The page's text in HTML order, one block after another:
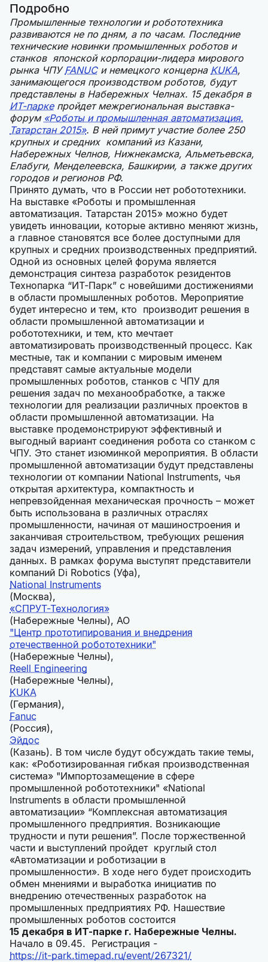
Подробно
Промышленные технологии и робототехника
развиваются не по дням, а по часам. Последние
технические новинки промышленных роботов и
станков японской корпорации-лидера мирового
рынка ЧПУFANUCи немецкого концерна KUKA,
занимающегося производством роботов, будут
представлены в Набережных Челнах. 15 декабря в
ИТ-паркепройдет межрегиональная выставка-
форум «Роботы и промышленная автоматизация.
Татарстан 2015». В ней примут участие более 250
крупных и средних компаний из Казани,
Набережных Челнов, Нижнекамска, Альметьевска,
Елабуги, Менделеевска, Башкирии, а также других
городов и регионов РФ.
Принято думать, что в России нет робототехники.
На выставке «Роботы и промышленная
автоматизация. Татарстан 2015» можно будет
увидеть инновации, которые активно меняют жизнь,
а главное становятся все более доступными для
крупных и средних производственных предприятий.
Одной из основных целей форума является
демонстрация синтеза разработок резидентов
Технопарка “ИТ-Парк” с новейшими достижениями
в области промышленных роботов. Мероприятие
будет интересно и тем, кто производит решения в
области промышленной автоматизации и
робототехники, и тем, кто мечтает
автоматизировать производственный процесс. Как
местные, так и компании с мировым именем
представят самые актуальные модели
промышленных роботов, станков с ЧПУ для
решения задач по механообработке, а также
технологии для реализации различных проектов в
области промышленной автоматизации. На
выставке продемонстрируют эффективный и
выгодный вариант соединения робота со станком с
ЧПУ. Это станет изюминкой мероприятия. В области
промышленной автоматизации будут представлены
технологии от компании National Instruments, чья
открытая архитектура, компактность и
непревзойденная механическая прочность – может
быть использована в различных отраслях
промышленности, начиная от машиностроения и
заканчивая строительством, требующих решения
задач измерений, управления и представления
данных. В рамках форума выступят представители
компаний Di Robotics (Уфа),
National Instruments
(Москва),
«СПРУТ-Технология»
(Набережные Челны), АО
"Центр прототипирования и внедрения
отечественной робототехники"
(Набережные Челны),
Reell Engineering
(Набережные Челны),
KUKA
(Германия),
Fanuc
(Россия),
Эйдос
(Казань). В том числе будут обсуждать такие темы,
как: «Роботизированная гибкая производственная
система» "Импортозамещение в сфере
промышленной робототехники" «National
Instruments в области промышленной
автоматизации» “Комплексная автоматизация
промышленного предприятия. Возникающие
трудности и пути решения”. После торжественной
части и выступлений пройдет круглый стол
«Автоматизации и роботизации в
промышленности». В ходе него будет происходить
обмен мнениями и выработка инициатив по
внедрению отечественных разработок на
промышленных предприятиях РФ. Нашествие
промышленных роботов состоится
15 декабря в ИТ-парке г. Набережные Челны.
Начало в 09.45. Регистрация -
https://it-park.timepad.ru/event/267321/